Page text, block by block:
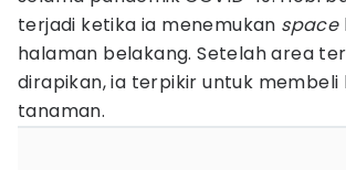
terjadi ketika ia menemukan space
halaman belakang. Setelah area
dirapikan, ia terpikir untuk
tanaman.